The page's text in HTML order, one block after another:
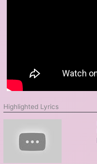
Highlighted Lyrics